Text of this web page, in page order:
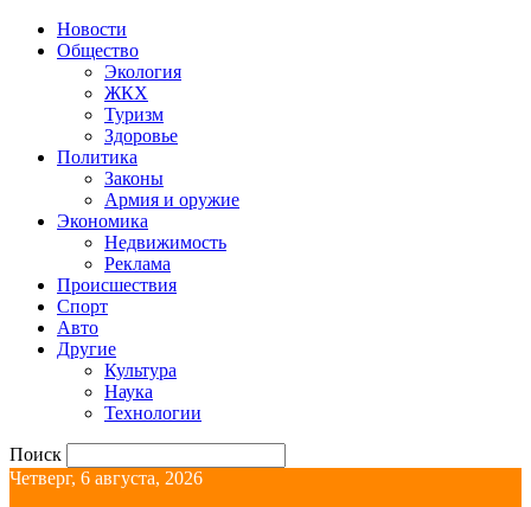
Новости
Общество
Экология
ЖКХ
Туризм
Здоровье
Политика
Законы
Армия и оружие
Экономика
Недвижимость
Реклама
Происшествия
Спорт
Авто
Другие
Культура
Наука
Технологии
Поиск
Четверг, 6 августа, 2026